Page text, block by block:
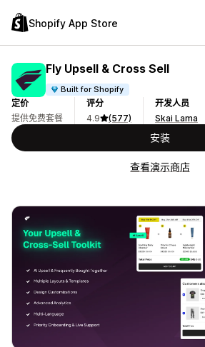
Shopify App Store
Fly Upsell & Cross Sell
Built for Shopify
定价
提供免费套餐
评分
4.9
(577)
开发人员
Skai Lama
安装
查看演示商店